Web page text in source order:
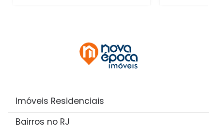
Imóveis Residenciais
Bairros no RJ